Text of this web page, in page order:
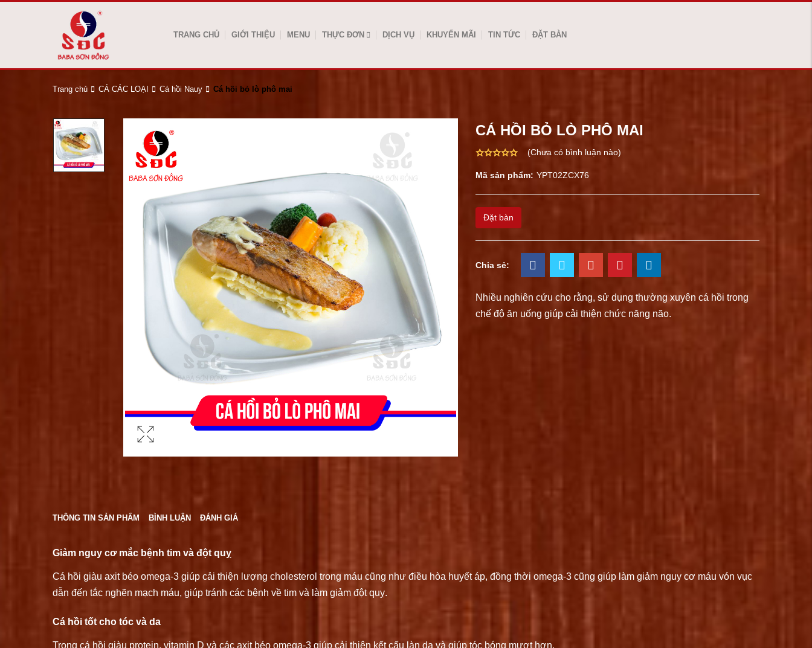
TRANG CHỦ GIỚI THIỆU MENU THỰC ĐƠN DỊCH VỤ KHUYẾN MÃI TIN TỨC ĐẶT BÀN
Trang chủ CÁ CÁC LOẠI Cá hồi Nauy Cá hồi bỏ lò phô mai
CÁ HỒI BỎ LÒ PHÔ MAI
(Chưa có bình luận nào)
Mã sản phẩm: YPT02ZCX76
Đặt bàn
Chia sẻ:
Nhiều nghiên cứu cho rằng, sử dụng thường xuyên cá hồi trong
chế độ ăn uống giúp cải thiện chức năng não.
THÔNG TIN SẢN PHẨM BÌNH LUẬN ĐÁNH GIÁ
Giảm nguy cơ mắc bệnh tim và đột quỵ
Cá hồi giàu axit béo omega-3 giúp cải thiện lượng cholesterol trong máu cũng như điều hòa huyết áp, đồng thời omega-3 cũng giúp làm giảm nguy cơ máu vón vục
dẫn đến tắc nghẽn mạch máu, giúp tránh các bệnh về tim và làm giảm đột quỵ.
Cá hồi tốt cho tóc và da
Trong cá hồi giàu protein, vitamin D và các axit béo omega-3 giúp cải thiện kết cấu làn da và giúp tóc bóng mượt hơn.